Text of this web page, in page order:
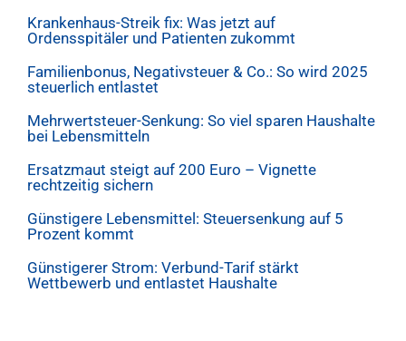
Krankenhaus-Streik fix: Was jetzt auf
Ordensspitäler und Patienten zukommt
Familienbonus, Negativsteuer & Co.: So wird 2025
steuerlich entlastet
Mehrwertsteuer-Senkung: So viel sparen Haushalte
bei Lebensmitteln
Ersatzmaut steigt auf 200 Euro – Vignette
rechtzeitig sichern
Günstigere Lebensmittel: Steuersenkung auf 5
Prozent kommt
Günstigerer Strom: Verbund-Tarif stärkt
Wettbewerb und entlastet Haushalte